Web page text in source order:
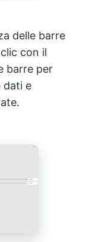
delle barre
con il
barre per
dati e